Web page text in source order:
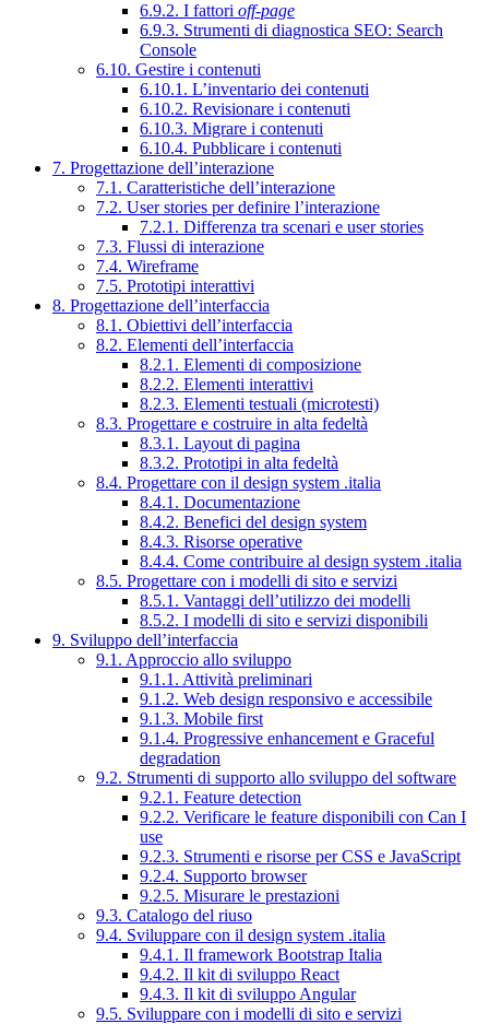
6.9.2. I fattori off-page
6.9.3. Strumenti di diagnostica SEO: Search
Console
6.10. Gestire i contenuti
6.10.1. L’inventario dei contenuti
6.10.2. Revisionare i contenuti
6.10.3. Migrare i contenuti
6.10.4. Pubblicare i contenuti
7. Progettazione dell’interazione
7.1. Caratteristiche dell’interazione
7.2. User stories per definire l’interazione
7.2.1. Differenza tra scenari e user stories
7.3. Flussi di interazione
7.4. Wireframe
7.5. Prototipi interattivi
8. Progettazione dell’interfaccia
8.1. Obiettivi dell’interfaccia
8.2. Elementi dell’interfaccia
8.2.1. Elementi di composizione
8.2.2. Elementi interattivi
8.2.3. Elementi testuali (microtesti)
8.3. Progettare e costruire in alta fedeltà
8.3.1. Layout di pagina
8.3.2. Prototipi in alta fedeltà
8.4. Progettare con il design system .italia
8.4.1. Documentazione
8.4.2. Benefici del design system
8.4.3. Risorse operative
8.4.4. Come contribuire al design system .italia
8.5. Progettare con i modelli di sito e servizi
8.5.1. Vantaggi dell’utilizzo dei modelli
8.5.2. I modelli di sito e servizi disponibili
9. Sviluppo dell’interfaccia
9.1. Approccio allo sviluppo
9.1.1. Attività preliminari
9.1.2. Web design responsivo e accessibile
9.1.3. Mobile first
9.1.4. Progressive enhancement e Graceful
degradation
9.2. Strumenti di supporto allo sviluppo del software
9.2.1. Feature detection
9.2.2. Verificare le feature disponibili con Can I
use
9.2.3. Strumenti e risorse per CSS e JavaScript
9.2.4. Supporto browser
9.2.5. Misurare le prestazioni
9.3. Catalogo del riuso
9.4. Sviluppare con il design system .italia
9.4.1. Il framework Bootstrap Italia
9.4.2. Il kit di sviluppo React
9.4.3. Il kit di sviluppo Angular
9.5. Sviluppare con i modelli di sito e servizi